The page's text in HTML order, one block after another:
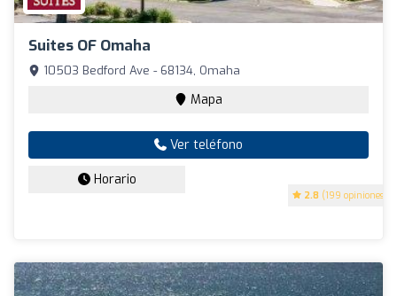
Suites OF Omaha
2.8 (199 opiniones)
10503 Bedford Ave - 68134, Omaha
Mapa
Ver teléfono
Horario